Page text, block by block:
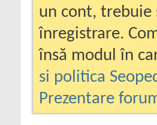
un cont, trebuie
înregistrare.
însă modul în
si politica
Prezentare